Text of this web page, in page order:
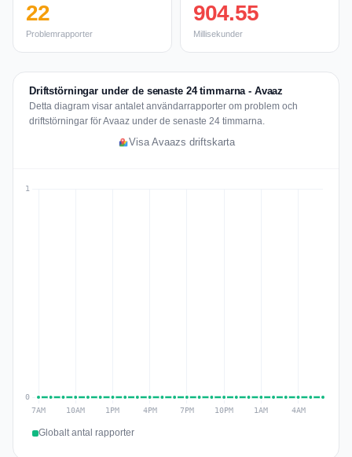
22
Problemrapporter
904.55
Millisekunder
Driftstörningar under de senaste 24 timmarna - Avaaz
Detta diagram visar antalet användarrapporter om problem och
driftstörningar för Avaaz under de senaste 24 timmarna.
Visa Avaazs driftskarta
Globalt antal rapporter